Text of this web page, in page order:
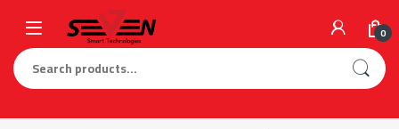
0
Search for: